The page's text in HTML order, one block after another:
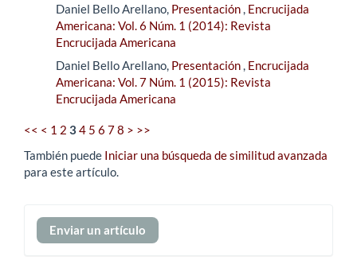
Daniel Bello Arellano, Presentación, Encrucijada
Americana: Vol. 6 Núm. 1 (2014): Revista
Encrucijada Americana
Daniel Bello Arellano, Presentación, Encrucijada
Americana: Vol. 7 Núm. 1 (2015): Revista
Encrucijada Americana
<< < 1 2 34 5 6 78 > >>
También puede Iniciar una búsqueda de similitud avanzada
para este artículo.
Enviar
un
Enviar un artículo